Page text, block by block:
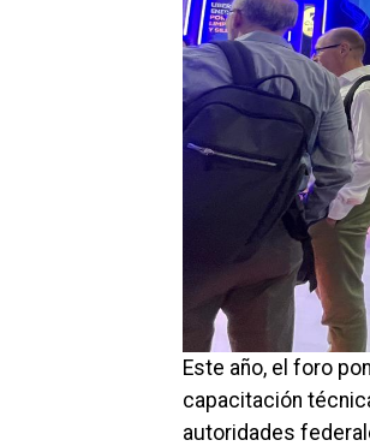
Este año, el foro
capacitación
autoridades